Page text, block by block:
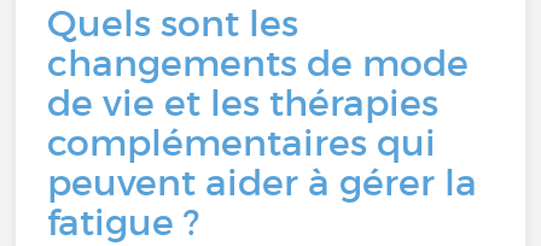
Quels sont les
changements de mode
de vie et les thérapies
complémentaires qui
peuvent aider à gérer la
fatigue ?